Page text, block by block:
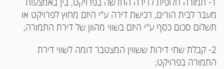
מעבר לבית הורים, רכישת דירה ע"י היזם מחוץ לפרויקט או
תשלום סכום כסף ע"י היזם בשווי מהוון של דירת התמורה;
2- קבלת שתי דירות ששווין המצטבר דומה לשווי דירת
התמורה בפרויקט;